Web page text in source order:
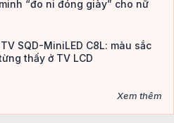
“đo ni đóng giày” cho nữ
SQD-MiniLED C8L: màu sắc
thấy ở TV LCD
Xem thêm